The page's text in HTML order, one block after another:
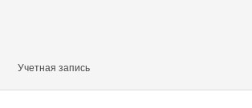
Учетная запись